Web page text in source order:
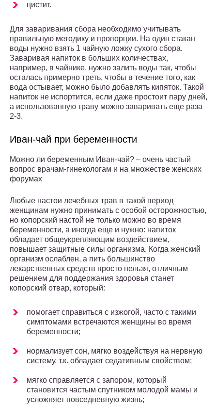
цистит.
Для заваривания сбора необходимо учитывать
правильную методику и пропорции. На один стакан
воды нужно взять 1 чайную ложку сухого сбора.
Заваривая напиток в больших количествах,
например, в чайнике, нужно залить воды так, чтобы
осталась примерно треть, чтобы в течение того, как
вода остывает, можно было добавлять кипяток. Такой
напиток не испортится, если даже простоит пару дней,
а использованную траву можно заваривать еще раза
2-3.
Иван-чай при беременности
Можно ли беременным Иван-чай? – очень частый
вопрос врачам-гинекологам и на множестве женских
форумах
Любые настои лечебных трав в такой период
женщинам нужно принимать с особой осторожностью,
но копорский настой не только можно во время
беременности, а иногда еще и нужно: напиток
обладает общеукрепляющим воздействием,
повышает защитные силы организма. Когда женский
организм ослаблен, а пить большинство
лекарственных средств просто нельзя, отличным
решением для поддержания здоровья станет
копорский отвар, который:
помогает справиться с изжогой, часто с такими
симптомами встречаются женщины во время
беременности;
нормализует сон, мягко воздействуя на нервную
систему, т.к. обладает седативным свойством;
мягко справляется с запором, который
становится частым спутником молодой мамы и
усложняет повседневную жизнь;